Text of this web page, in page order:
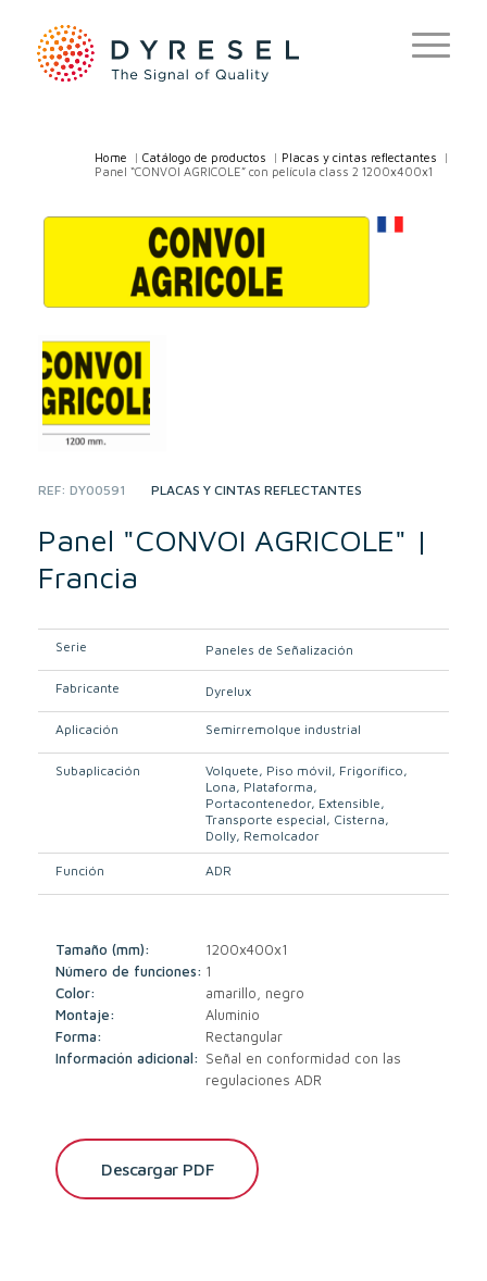
Home /Catálogo de productos Placas y cintas reflectantes
Panel “CONVOI AGRICOLE” con película class 2 1200x400x1
REF:DY00591
CATEGORY:PLACAS Y CINTAS REFLECTANTES
Panel "CONVOI AGRICOLE" |
Francia
Serie Paneles de Señalización
Fabricante Dyrelux
Aplicación Semirremolque industrial
Subaplicación Volquete Piso móvil Frigorífico
Lona Plataforma
Portacontenedor Extensible
Transporte especial Cisterna
Dolly Remolcador
Función ADR
Tamaño (mm):
1200x400x1
Número de funciones: 1
Color:
amarillo, negro
Montaje:
Aluminio
Forma:
Rectangular
Información adicional: Señal en conformidad con las
regulaciones ADR
Descargar PDF